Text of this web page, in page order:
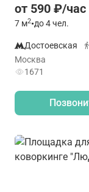
от 590 ₽/час
7 м2•до 4 чел.
Достоевская
Москва
1671